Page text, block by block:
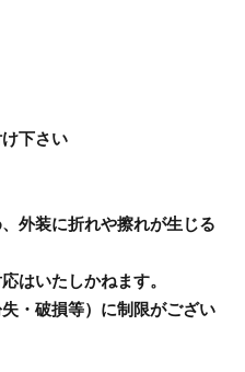
下さい
外装に折れや擦れが生じる
はいたしかねます。
・破損等）に制限がござい